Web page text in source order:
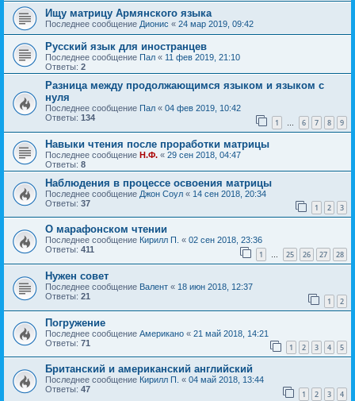
Ищу матрицу Армянского языка
Последнее сообщение Дионис « 24 мар 2019, 09:42
Русский язык для иностранцев
Последнее сообщение Пал « 11 фев 2019, 21:10
Ответы: 2
Разница между продолжающимся языком и языком с
нуля
Последнее сообщение Пал « 04 фев 2019, 10:42
Ответы: 134 1 … 6 7 8 9
Навыки чтения после проработки матрицы
Последнее сообщение Н.Ф. « 29 сен 2018, 04:47
Ответы: 8
Наблюдения в процессе освоения матрицы
Последнее сообщение Джон Соул « 14 сен 2018, 20:34
Ответы: 37 1 2 3
О марафонском чтении
Последнее сообщение Кирилл П. « 02 сен 2018, 23:36
Ответы: 411 1 … 25 26 27 28
Нужен совет
Последнее сообщение Валент « 18 июн 2018, 12:37
Ответы: 21 1 2
Погружение
Последнее сообщение Американо « 21 май 2018, 14:21
Ответы: 71 1 2 3 4 5
Британский и американский английский
Последнее сообщение Кирилл П. « 04 май 2018, 13:44
Ответы: 47 1 2 3 4